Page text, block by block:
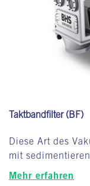
Taktbandfilter (BF)
Diese Art des
mit
Mehr erfahren